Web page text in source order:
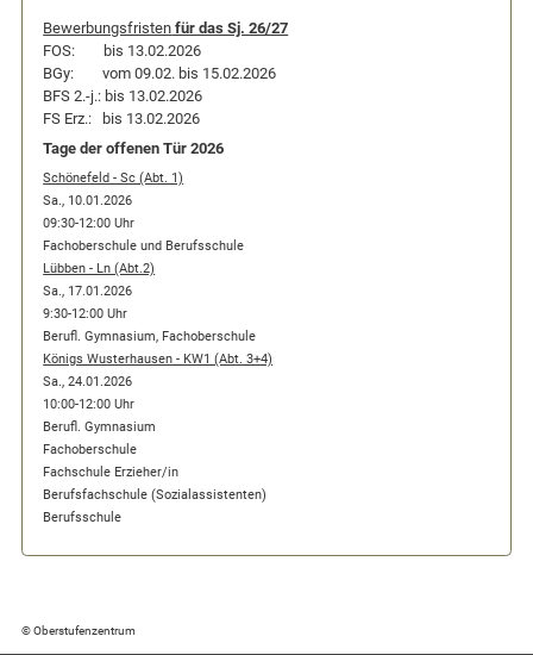
Bewerbungsfristen für das Sj. 26/27
FOS: bis 13.02.2026
BGy: vom 09.02. bis 15.02.2026
BFS 2.-j.: bis 13.02.2026
FS Erz.: bis 13.02.2026
Tage der offenen Tür 2026
Schönefeld - Sc (Abt. 1)
Sa., 10.01.2026
09:30-12:00 Uhr
Fachoberschule und Berufsschule
Lübben - Ln (Abt.2)
Sa., 17.01.2026
9:30-12:00 Uhr
Berufl. Gymnasium, Fachoberschule
Königs Wusterhausen - KW1 (Abt. 3+4)
Sa., 24.01.2026
10:00-12:00 Uhr
Berufl. Gymnasium
Fachoberschule
Fachschule Erzieher/in
Berufsfachschule (Sozialassistenten)
Berufsschule
© Oberstufenzentrum­